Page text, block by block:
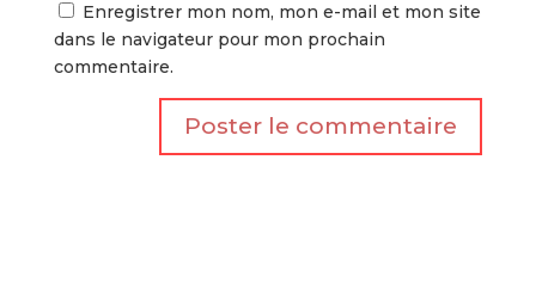
Enregistrer mon nom, mon e-mail et mon site
dans le navigateur pour mon prochain
commentaire.